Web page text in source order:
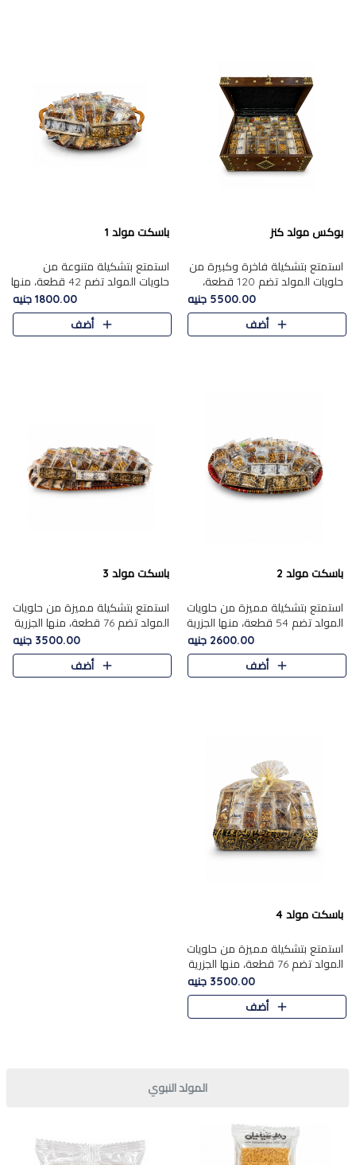
بوكس مولد كنز
استمتع بتشكيلة فاخرة وكبيرة من
حلويات المولد تضم 120 قطعة،
5500.00 جنيه
أضف
باسكت مولد 1
استمتع بتشكيلة متنوعة من
حلويات المولد تضم 42 قطعة، منها
علي بابا بالمكسرات و،.....1800.00 جنيه
أضف
باسكت مولد 2
استمتع بتشكيلة مميزة من حلويات
المولد تضم 54 قطعة، منها الجزرية
بالفول والبندق، علي بابا بالمكسرات،
ا.....
2600.00 جنيه
أضف
باسكت مولد 3
استمتع بتشكيلة مميزة من حلويات
المولد تضم 76 قطعة، منها الجزرية
بالفول والبندق، علي باب........
3500.00 جنيه
أضف
باسكت مولد 4
استمتع بتشكيلة مميزة من حلويات
المولد تضم 76 قطعة، منها الجزرية
بالفول والبندق، علي بابا
بالمكسرات.......
3500.00 جنيه
أضف
المولد النبوي